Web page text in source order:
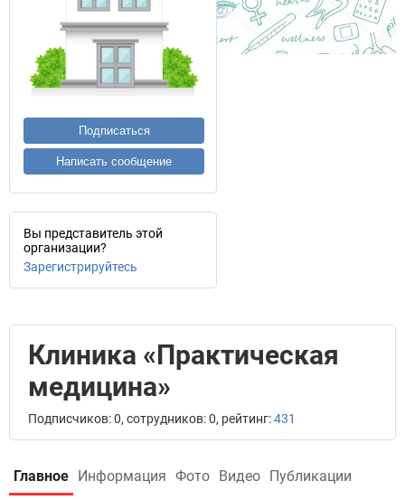
Подписаться
Написать сообщение
Вы представитель этой
организации?
Зарегистрируйтесь
Клиника «Практическая
медицина»
Подписчиков: 0, сотрудников: 0, рейтинг:431
Главное Информация Фото Видео Публикации